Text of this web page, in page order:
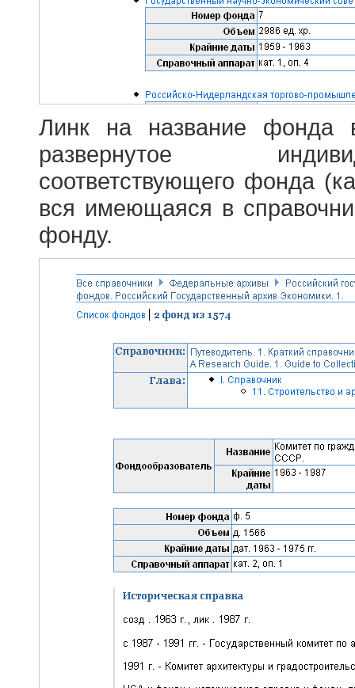
Линк на название фонда
развернутое
соответствующего фонда
вся имеющаяся в
фонду.